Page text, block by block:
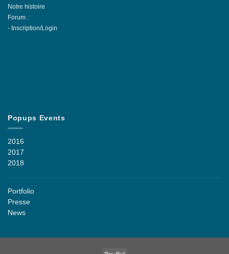
Notre histoire
Forum :
- Inscription/Login
Popups Events
2016
2017
2018
Portfolio
Presse
News